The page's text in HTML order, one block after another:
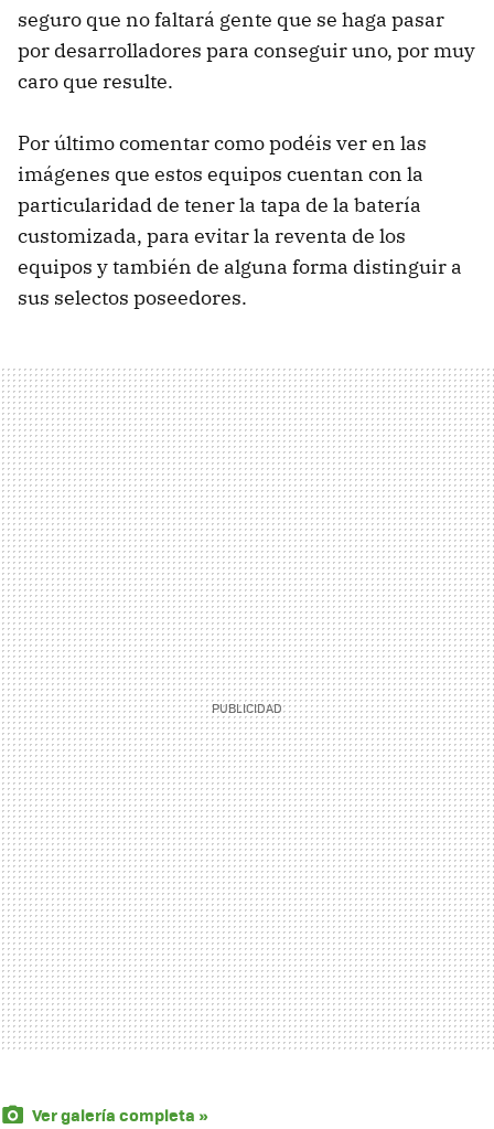
seguro que no faltará gente que se haga pasar
por desarrolladores para conseguir uno, por muy
caro que resulte.
Por último comentar como podéis ver en las
imágenes que estos equipos cuentan con la
particularidad de tener la tapa de la batería
customizada, para evitar la reventa de los
equipos y también de alguna forma distinguir a
sus selectos poseedores.
Ver galería completa »